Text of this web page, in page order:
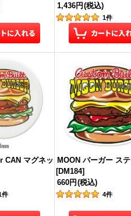
1,436円 (税込)
1件
CAN マグネッ
件
MOON バーガー ス
[DM184]
660円 (税込)
4件